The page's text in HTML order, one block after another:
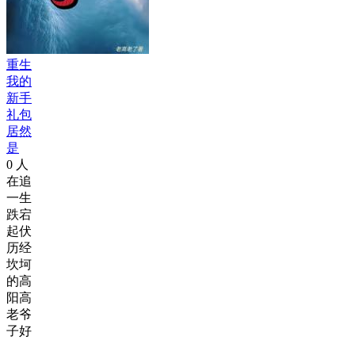
重生
我的
新手
礼包
居然
是
0 人
在追
一生
跌宕
起伏
历经
坎坷
的高
阳高
老爷
子好